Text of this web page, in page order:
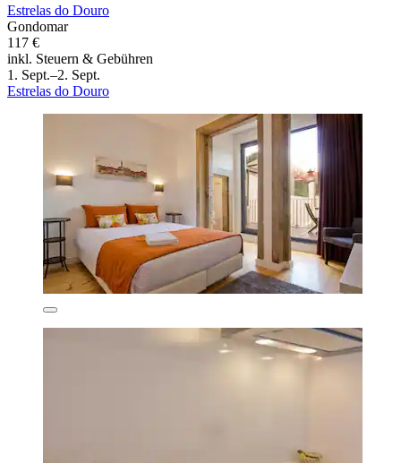
Estrelas do Douro
Gondomar
117 €
inkl. Steuern & Gebühren
1. Sept.–2. Sept.
Estrelas do Douro